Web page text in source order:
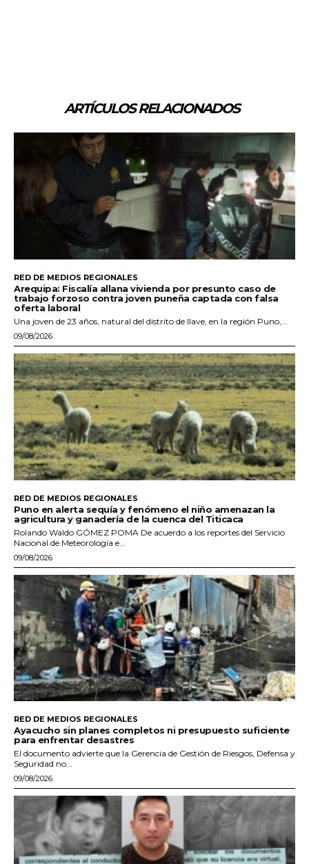
ARTÍCULOS RELACIONADOS
RED DE MEDIOS REGIONALES
Arequipa: Fiscalía allana vivienda por presunto caso de
trabajo forzoso contra joven puneña captada con falsa
oferta laboral
Una joven de 23 años, natural del distrito de Ilave, en la región Puno,...
09/08/2026
RED DE MEDIOS REGIONALES
Puno en alerta sequía y fenómeno el niño amenazan la
agricultura y ganadería de la cuenca del Titicaca
Rolando Waldo GÓMEZ POMA De acuerdo a los reportes del Servicio
Nacional de Meteorología e...
09/08/2026
RED DE MEDIOS REGIONALES
Ayacucho sin planes completos ni presupuesto suficiente
para enfrentar desastres
El documento advierte que la Gerencia de Gestión de Riesgos, Defensa y
Seguridad no...
09/08/2026